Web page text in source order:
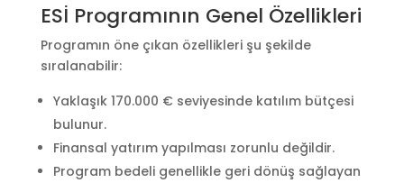
ESİ Programının Genel Özellikleri
Programın öne çıkan özellikleri şu şekilde
sıralanabilir:
Yaklaşık 170.000 € seviyesinde katılım bütçesi
bulunur.
Finansal yatırım yapılması zorunlu değildir.
Program bedeli genellikle geri dönüş sağlayan